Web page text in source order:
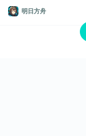
明日方舟